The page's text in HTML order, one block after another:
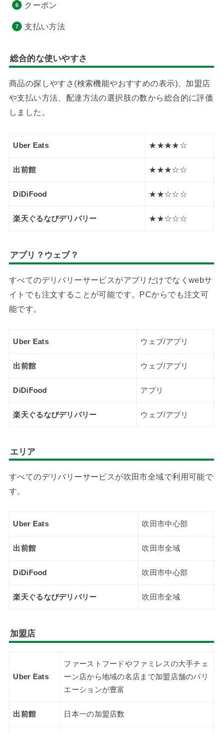
クーポン
支払い方法
総合的な使いやすさ
商品の探しやすさ(検索機能やおすすめの表示)、加盟店
や支払い方法、配達方法の選択肢の数から総合的に評価
しました。
Uber Eats ★★★★☆
出前館 ★★★☆☆
DiDiFood ★★☆☆☆
楽天ぐるなびデリバリー ★★☆☆☆
アプリ？ウェブ？
すべてのデリバリーサービスがアプリだけでなくwebサ
イトでも注文することが可能です。PCからでも注文可
能です。
Uber Eats ウェブ/アプリ
出前館 ウェブ/アプリ
DiDiFood アプリ
楽天ぐるなびデリバリー ウェブ/アプリ
エリア
すべてのデリバリーサービスが吹田市全域で利用可能で
す。
Uber Eats 吹田市中心部
出前館 吹田市全域
DiDiFood 吹田市中心部
楽天ぐるなびデリバリー 吹田市全域
加盟店
Uber Eats
ファーストフードやファミレスの大手チェ
ーン店から地域の名店まで加盟店舗のバリ
エーションが豊富
出前館 日本一の加盟店数